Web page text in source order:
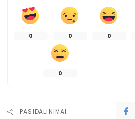
0 0 0
0
PASIDALINIMAI